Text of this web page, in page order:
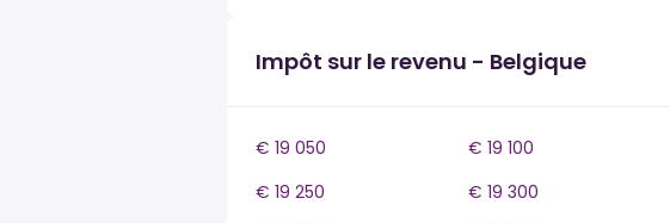
Impôt sur le revenu - Belgique
€ 19 050 € 19 100
€ 19 250
€ 19 300